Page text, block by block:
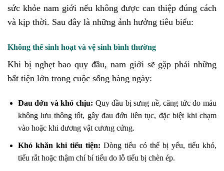
sức khỏe nam giới nếu không được can thiệp đúng cách
và kịp thời. Sau đây là những ảnh hưởng tiêu biểu:
Không thể sinh hoạt và vệ sinh bình thường
Khi bị nghẹt bao quy đầu, nam giới sẽ gặp phải những
bất tiện lớn trong cuộc sống hàng ngày:
Đau đớn và khó chịu: Quy đầu bị sưng nề, căng tức do máu
không lưu thông tốt, gây đau đớn liên tục, đặc biệt khi chạm
vào hoặc khi dương vật cương cứng.
Khó khăn khi tiểu tiện: Dòng tiểu có thể bị yếu, tiểu khó,
tiểu rắt hoặc thậm chí bí tiểu do lỗ tiểu bị chèn ép.